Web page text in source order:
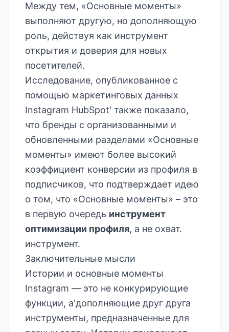
Между тем, «Основные моменты»
выполняют другую, но дополняющую
роль, действуя как инструмент
открытия и доверия для новых
посетителей.
Исследование, опубликованное с
помощью маркетинговых данных
Instagram HubSpot' также показало,
что бренды с организованными и
обновленными разделами «Основные
моменты» имеют более высокий
коэффициент конверсии из профиля в
подписчиков, что подтверждает идею
о том, что «Основные моменты» – это
в первую очередь инструмент
оптимизации профиля, а не охват.
инструмент.
Заключительные мысли
Истории и основные моменты
Instagram — это не конкурирующие
функции, а'дополняющие друг друга
инструменты, предназначенные для